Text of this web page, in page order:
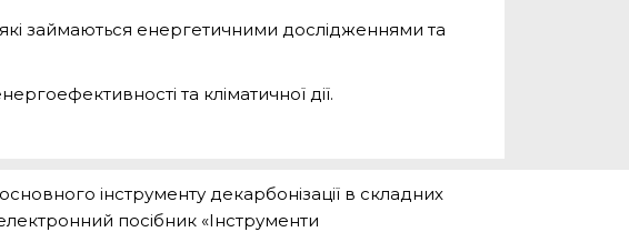
які займаються енергетичними дослідженнями та
та кліматичної дії.
інструменту декарбонізації в складних
посібник «Інструменти